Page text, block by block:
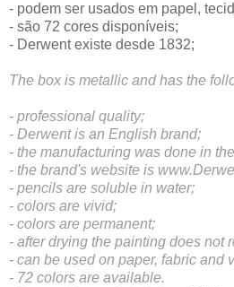
- podem ser usados em papel,
- são 72 cores disponíveis;
- Derwent existe desde 1832;
The box is metallic and has the
- professional quality;
- Derwent is an English brand;
- the manufacturing was done in
- the brand's website is
- pencils are soluble in water;
- colors are vivid;
- colors are permanent;
- after drying the painting does not
- can be used on paper, fabric and
- 72 colors are available.